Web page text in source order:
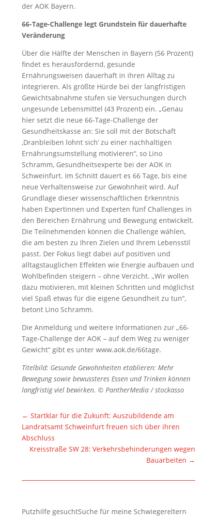
der AOK Bayern.
66-Tage-Challenge legt Grundstein für dauerhafte
Veränderung
Über die Hälfte der Menschen in Bayern (56 Prozent)
findet es herausfordernd, gesunde
Ernährungsweisen dauerhaft in ihren Alltag zu
integrieren. Als größte Hürde bei der langfristigen
Gewichtsabnahme stufen sie Versuchungen durch
ungesunde Lebensmittel (43 Prozent) ein. „Genau
hier setzt die neue 66-Tage-Challenge der
Gesundheitskasse an: Sie soll mit der Botschaft
‚Dranbleiben lohnt sich‘ zu einer nachhaltigen
Ernährungsumstellung motivieren“, so Lino
Schramm, Gesundheitsexperte bei der AOK in
Schweinfurt. Im Schnitt dauert es 66 Tage, bis eine
neue Verhaltensweise zur Gewohnheit wird. Auf
Grundlage dieser wissenschaftlichen Erkenntnis
haben Expertinnen und Experten fünf Challenges in
den Bereichen Ernährung und Bewegung entwickelt.
Die Teilnehmenden können die Challenge wählen,
die am besten zu Ihren Zielen und Ihrem Lebensstil
passt. Der Fokus liegt dabei auf positiven und
alltagstauglichen Effekten wie Energie aufbauen und
Wohlbefinden steigern – ohne Verzicht. „Wir wollen
dazu motivieren, mit kleinen Schritten und möglichst
viel Spaß etwas für die eigene Gesundheit zu tun“,
betont Lino Schramm.
Die Anmeldung und weitere Informationen zur „66-
Tage-Challenge der AOK – auf dem Weg zu weniger
Gewicht“ gibt es unter www.aok.de/66tage.
Titelbild: Gesunde Gewohnheiten etablieren: Mehr
Bewegung sowie bewussteres Essen und Trinken können
langfristig viel bewirken. © PantherMedia / stockasso
← Startklar für die Zukunft: Auszubildende am
Landratsamt Schweinfurt freuen sich über ihren
Abschluss
Kreisstraße SW 28: Verkehrsbehinderungen wegen
Bauarbeiten →
Putzhilfe gesuchtSuche für meine Schwiegereltern